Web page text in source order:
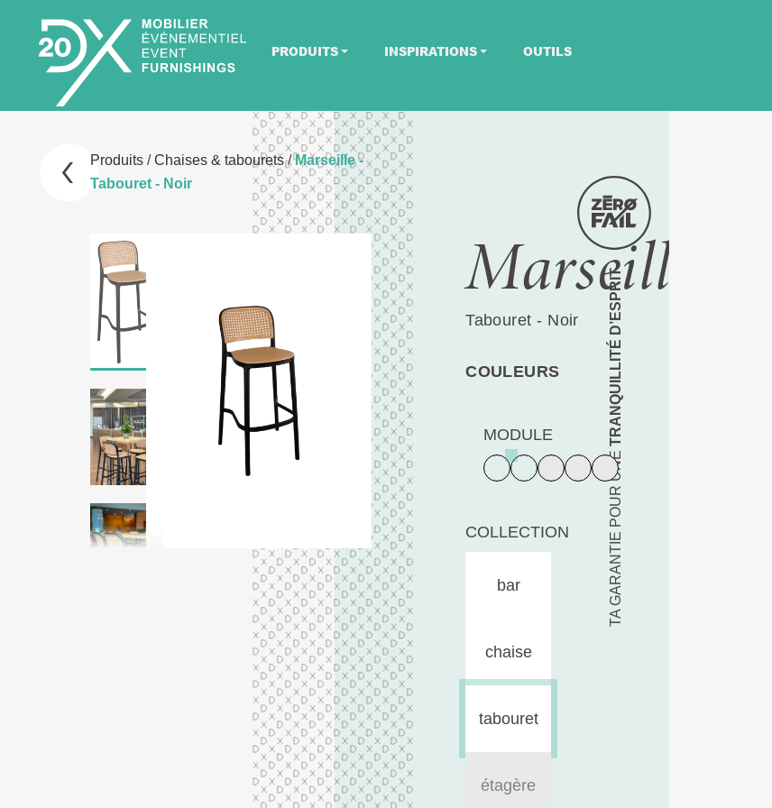
PRODUITS INSPIRATIONS OUTILS
Produits/Chaises & tabourets/Marseille -
Tabouret - Noir
TA GARANTIE POUR UNE
TRANQUILLITÉ D’ESPRIT
Marseille
Tabouret - Noir
COULEURS
MODULE
COLLECTION
bar
chaise
tabouret
étagère